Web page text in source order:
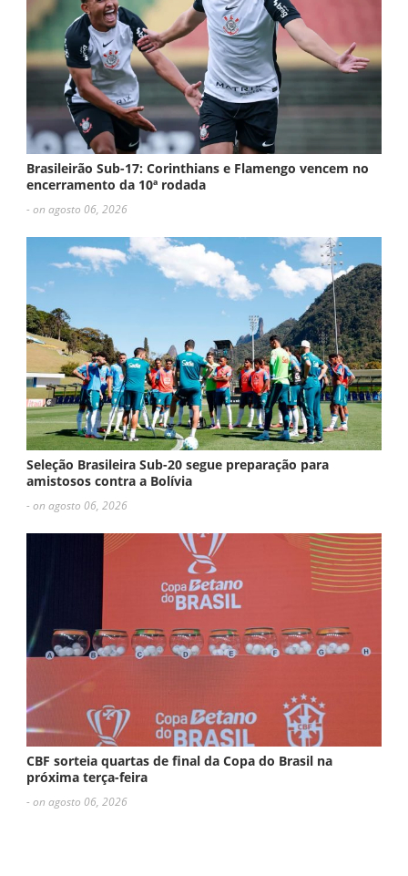
Brasileirão Sub-17: Corinthians e Flamengo vencem no
encerramento da 10ª rodada
- on agosto 06, 2026
Seleção Brasileira Sub-20 segue preparação para
amistosos contra a Bolívia
- on agosto 06, 2026
CBF sorteia quartas de final da Copa do Brasil na
próxima terça-feira
- on agosto 06, 2026